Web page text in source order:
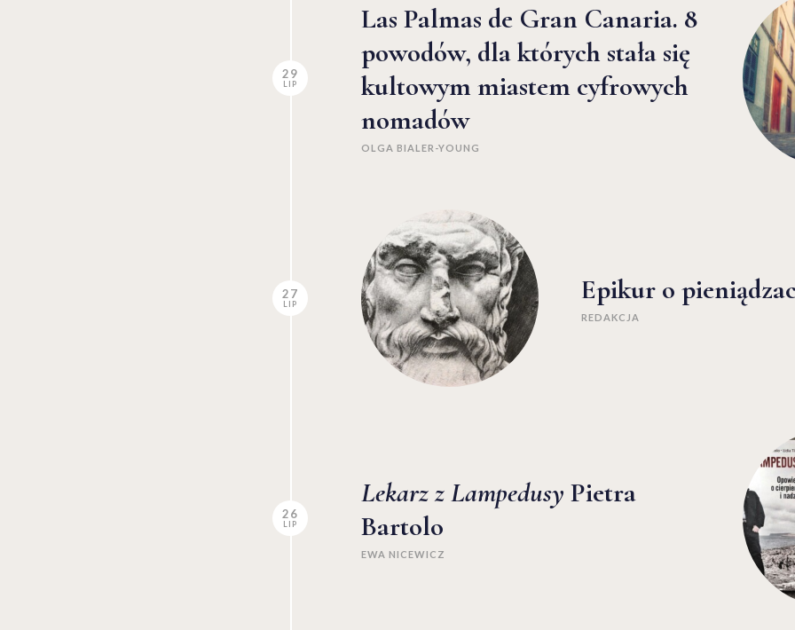
29
LIP
Las Palmas de Gran Canaria. 8
powodów, dla których stała się
kultowym miastem cyfrowych
nomadów
OLGA BIALER-YOUNG
27
LIP Epikur o
REDAKCJA
26
LIP
Lekarz z Lampedusy Pietra
Bartolo
EWA NICEWICZ